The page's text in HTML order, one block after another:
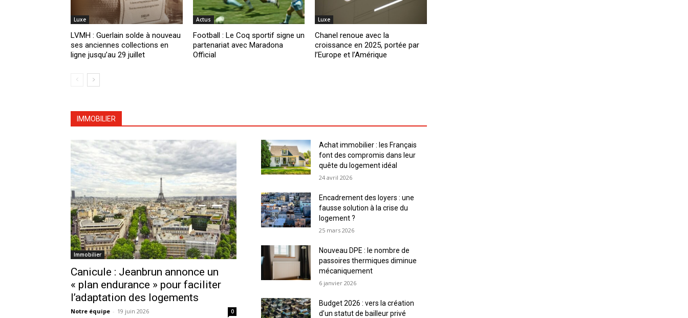
Luxe
LVMH : Guerlain solde à nouveau
ses anciennes collections en
ligne jusqu’au 29 juillet
Actus
Football : Le Coq sportif signe un
partenariat avec Maradona
Official
Luxe
Chanel renoue avec la
croissance en 2025, portée par
l’Europe et l’Amérique
IMMOBILIER
Immobilier
Canicule : Jeanbrun annonce un
« plan endurance » pour faciliter
l’adaptation des logements
Notre équipe - 19 juin 2026 0
Achat immobilier : les Français
font des compromis dans leur
quête du logement idéal
24 avril 2026
Encadrement des loyers : une
fausse solution à la crise du
logement ?
25 mars 2026
Nouveau DPE : le nombre de
passoires thermiques diminue
mécaniquement
6 janvier 2026
Budget 2026 : vers la création
d’un statut de bailleur privé